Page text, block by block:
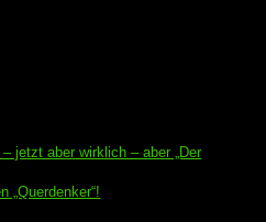
jetzt aber wirklich – aber „Der
„Querdenker“!